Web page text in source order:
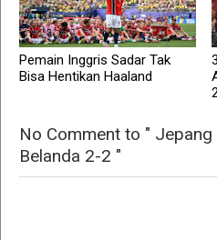
Pemain Inggris Sadar Tak
Bisa Hentikan Haaland
No Comment to " Jepang
Belanda 2-2 "